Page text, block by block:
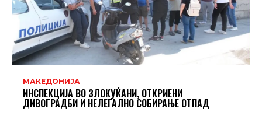
МАКЕДОНИЈА
ИНСПЕКЦИЈА ВО ЗЛОКУЌАНИ, ОТКРИЕНИ
ДИВОГРАДБИ И НЕЛЕГАЛНО СОБИРАЊЕ ОТПАД